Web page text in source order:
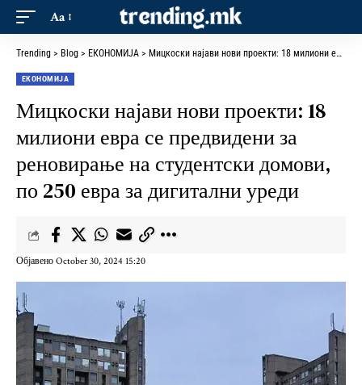
Aa
Trending > Blog > ЕКОНОМИЈА > Мицкоски најави нови проекти: 18 милиони евра се предвидени за реновирање на студентски домови, по 250 евра за дигитални уреди
ЕКОНОМИЈА
Мицкоски најави нови проекти: 18
милиони евра се предвидени за
реновирање на студентски домови,
по 250 евра за дигитални уреди
Објавено October 30, 2024 15:20